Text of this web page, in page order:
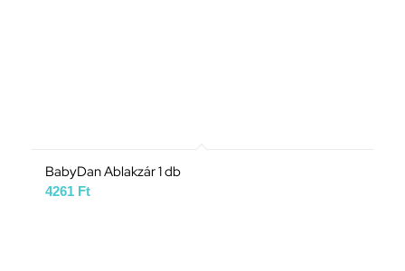
BabyDan Ablakzár 1 db
4261 Ft